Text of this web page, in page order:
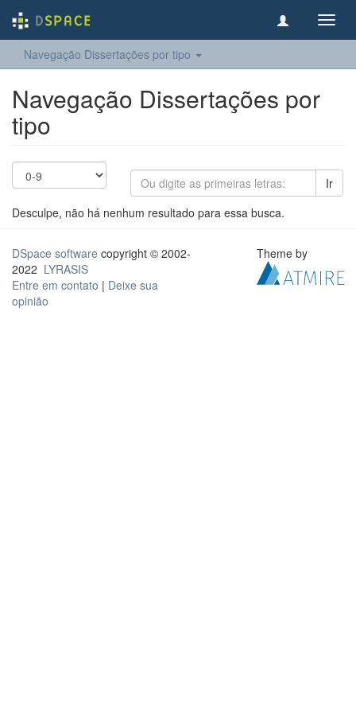
Navegação Dissertações por tipo
Navegação Dissertações por
tipo
Ir
Desculpe, não há nenhum resultado para essa busca.
DSpace software copyright © 2002-
2022 LYRASIS
Entre em contato | Deixe sua
opinião
Theme by